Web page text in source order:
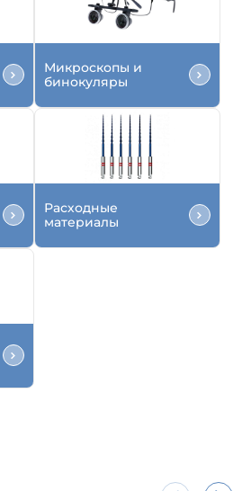
Микроскопы и
бинокуляры
Расходные
материалы